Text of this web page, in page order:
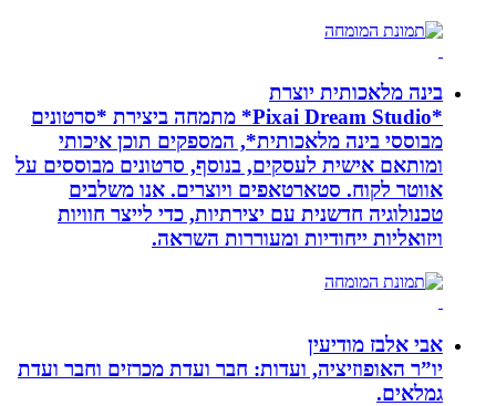
בינה מלאכותית יוצרת
*Pixai Dream Studio* מתמחה ביצירת *סרטונים
מבוססי בינה מלאכותית*, המספקים תוכן איכותי
ומותאם אישית לעסקים, בנוסף, סרטונים מבוססים על
אווטר לקוח. סטארטאפים ויוצרים. אנו משלבים
טכנולוגיה חדשנית עם יצירתיות, כדי לייצר חוויות
ויזואליות ייחודיות ומעוררות השראה.
אבי אלבז מודיעין
יו”ר האופוזיציה, ועדות: חבר ועדת מכרזים וחבר ועדת
גמלאים.